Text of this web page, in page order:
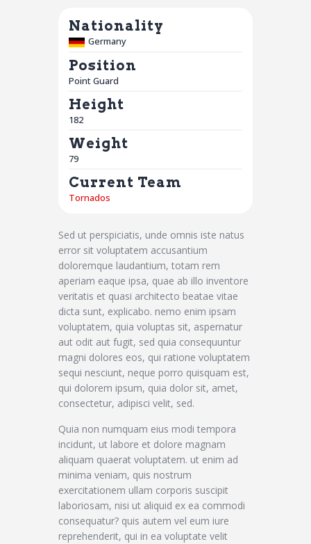
Nationality
Germany
Position
Point Guard
Height
182
Weight
79
Current Team
Tornados
Sed ut perspiciatis, unde omnis iste natus
error sit voluptatem accusantium
doloremque laudantium, totam rem
aperiam eaque ipsa, quae ab illo inventore
veritatis et quasi architecto beatae vitae
dicta sunt, explicabo. nemo enim ipsam
voluptatem, quia voluptas sit, aspernatur
aut odit aut fugit, sed quia consequuntur
magni dolores eos, qui ratione voluptatem
sequi nesciunt, neque porro quisquam est,
qui dolorem ipsum, quia dolor sit, amet,
consectetur, adipisci velit, sed.
Quia non numquam eius modi tempora
incidunt, ut labore et dolore magnam
aliquam quaerat voluptatem. ut enim ad
minima veniam, quis nostrum
exercitationem ullam corporis suscipit
laboriosam, nisi ut aliquid ex ea commodi
consequatur? quis autem vel eum iure
reprehenderit, qui in ea voluptate velit